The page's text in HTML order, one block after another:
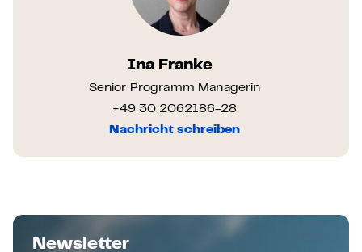
Ina Franke
Senior Programm Managerin
+49 30 2062186-28
Nachricht schreiben
Newsletter